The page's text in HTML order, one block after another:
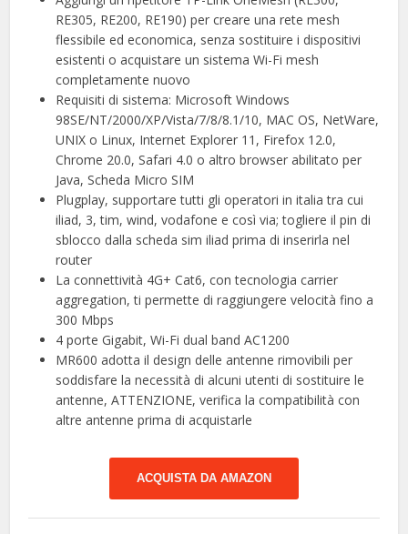
RE305, RE200, RE190) per creare una rete mesh
flessibile ed economica, senza sostituire i dispositivi
esistenti o acquistare un sistema Wi-Fi mesh
completamente nuovo
Requisiti di sistema: Microsoft Windows
98SE/NT/2000/XP/Vista/7/8/8.1/10, MAC OS, NetWare,
UNIX o Linux, Internet Explorer 11, Firefox 12.0,
Chrome 20.0, Safari 4.0 o altro browser abilitato per
Java, Scheda Micro SIM
Plugplay, supportare tutti gli operatori in italia tra cui
iliad, 3, tim, wind, vodafone e così via; togliere il pin di
sblocco dalla scheda sim iliad prima di inserirla nel
router
La connettività 4G+ Cat6, con tecnologia carrier
aggregation, ti permette di raggiungere velocità fino a
300 Mbps
4 porte Gigabit, Wi-Fi dual band AC1200
MR600 adotta il design delle antenne rimovibili per
soddisfare la necessità di alcuni utenti di sostituire le
antenne, ATTENZIONE, verifica la compatibilità con
altre antenne prima di acquistarle
ACQUISTA DA AMAZON